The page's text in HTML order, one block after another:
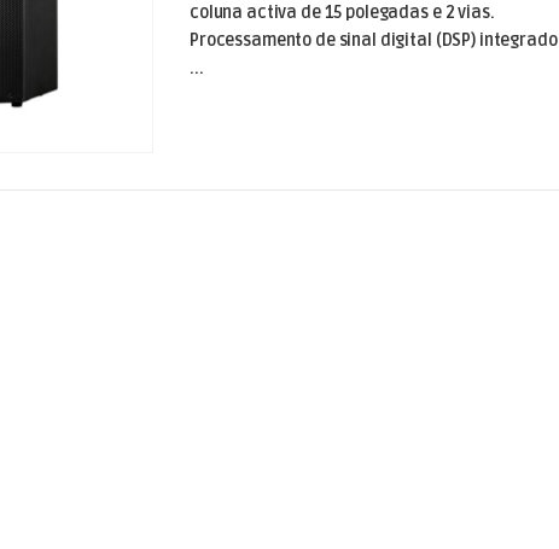
coluna activa de 15 polegadas e 2 vias.
Processamento de sinal digital (DSP) integrado
...